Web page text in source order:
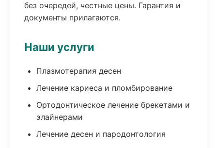
без очередей, честные цены. Гарантия и
документы прилагаются.
Наши услуги
Плазмотерапия десен
Лечение кариеса и пломбирование
Ортодонтическое лечение брекетами и
элайнерами
Лечение десен и пародонтология